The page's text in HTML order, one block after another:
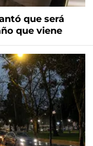
que será
que viene